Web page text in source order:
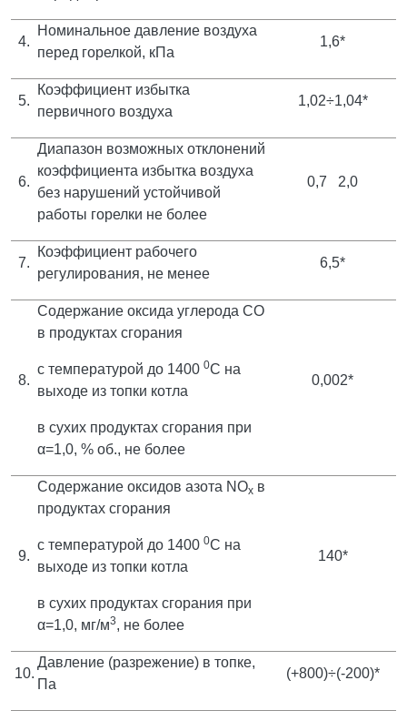
4.
Номинальное давление воздуха
перед горелкой, кПа
1,6*
5.
Коэффициент избытка
первичного воздуха
1,02÷1,04*
6.
Диапазон возможных отклонений
коэффициента избытка воздуха
без нарушений устойчивой
работы горелки не более
0,7 2,0
7.
Коэффициент рабочего
регулирования, не менее
6,5*
8.
Содержание оксида углерода СО
в продуктах сгорания
с температурой до 1400 0С на
выходе из топки котла
в сухих продуктах сгорания при
α=1,0, % об., не более
0,002*
9.
Содержание оксидов азота NOx в
продуктах сгорания
с температурой до 1400 0С на
выходе из топки котла
в сухих продуктах сгорания при
α=1,0, мг/м3, не более
140*
10.
Давление (разрежение) в топке,
Па
(+800)÷(-200)*